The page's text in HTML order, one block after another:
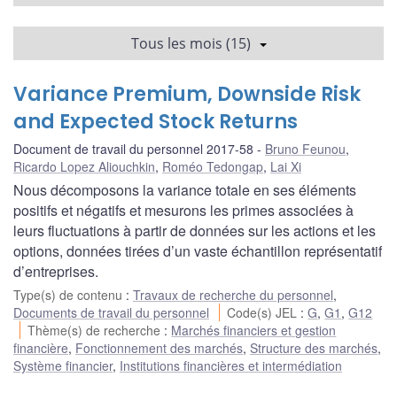
Tous les mois (15)
Variance Premium, Downside Risk
and Expected Stock Returns
Document de travail du personnel 2017-58 Bruno Feunou,
Ricardo Lopez Aliouchkin, Roméo Tedongap, Lai Xi
Nous décomposons la variance totale en ses éléments
positifs et négatifs et mesurons les primes associées à
leurs fluctuations à partir de données sur les actions et les
options, données tirées d’un vaste échantillon représentatif
d’entreprises.
Type(s) de contenu : Travaux de recherche du personnel,
Documents de travail du personnel
Code(s) JEL :G,G1 ,G12
Thème(s) de recherche : Marchés financiers et gestion
financière, Fonctionnement des marchés, Structure des marchés,
Système financier, Institutions financières et intermédiation